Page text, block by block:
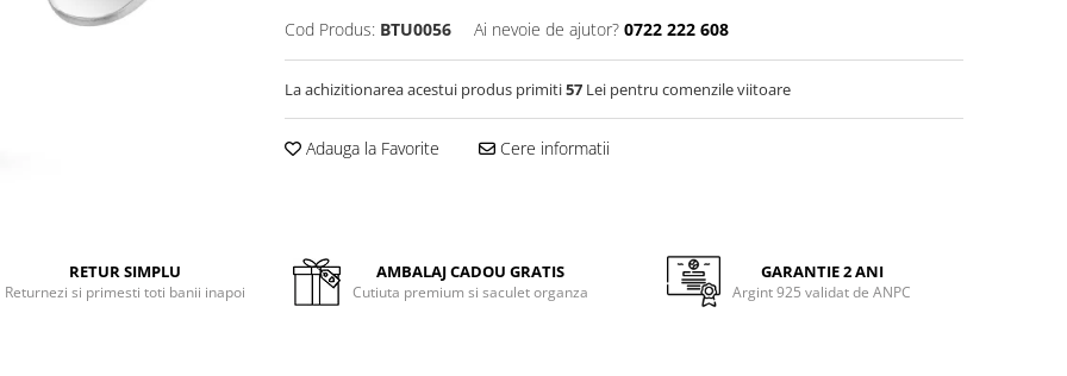
Cod Produs: BTU0056 Ai nevoie de ajutor? 0722 222 608
La achizitionarea acestui produs primiti57 Lei pentru comenzile viitoare
Adauga la Favorite Cere informatii
RETUR SIMPLU
Returnezi si primesti toti banii inapoi
AMBALAJ CADOU GRATIS
Cutiuta premium si saculet organza
GARANTIE 2 ANI
Argint 925 validat de ANPC